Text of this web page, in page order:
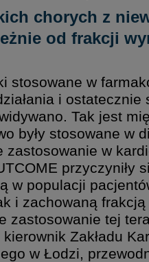
chorych z
od frakcji
stosowane w
i
Tak jest
były stosowane w
w
przyczyniły
w populacji
i zachowaną
zastosowanie tej
Zakładu
w Łodzi,